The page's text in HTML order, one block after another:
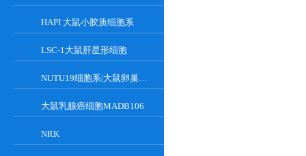
HAPI 大鼠小胶质细胞系
LSC-1大鼠肝星形细胞
NUTU19细胞系|大鼠卵巢癌细胞
大鼠乳腺癌细胞MADB106
NRK